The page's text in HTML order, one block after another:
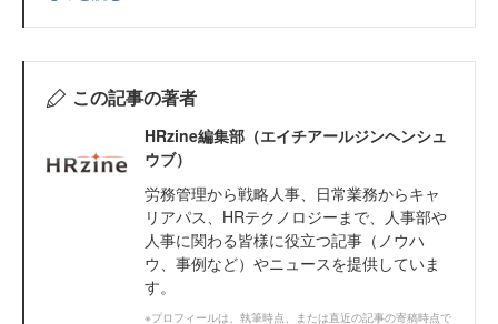
この記事の著者
HRzine編集部（エイチアールジンヘンシュ
ウブ）
労務管理から戦略人事、日常業務からキャ
リアパス、HRテクノロジーまで、人事部や
人事に関わる皆様に役立つ記事（ノウハ
ウ、事例など）やニュースを提供していま
す。
※プロフィールは、執筆時点、または直近の記事の寄稿時点で